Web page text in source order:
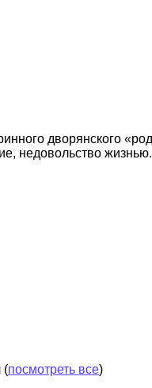
дворянского
недовольство жизнью.
(посмотреть все)